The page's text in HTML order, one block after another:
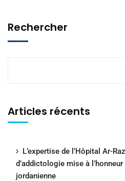
Rechercher
Articles récents
L’expertise de l’Hôpital Ar-
d’addictologie mise à
jordanienne